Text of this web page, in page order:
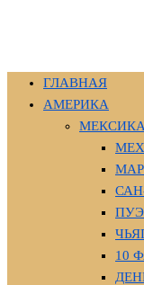
ГЛАВНАЯ
АМЕРИКА
МЕКСИКА
10